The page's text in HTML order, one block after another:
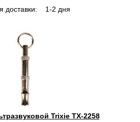
доставки:
1-2 дня
Trixie TX-2258